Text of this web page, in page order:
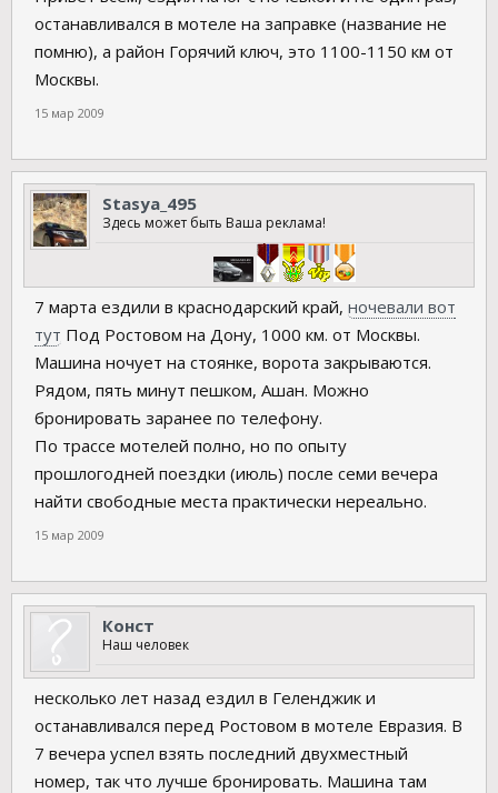
останавливался в мотеле на заправке (название не
помню), а район Горячий ключ, это 1100-1150 км от
Москвы.
15 мар 2009
Stasya_495
Здесь может быть Ваша реклама!
7 марта ездили в краснодарский край, ночевали вот
тут Под Ростовом на Дону, 1000 км. от Москвы.
Машина ночует на стоянке, ворота закрываются.
Рядом, пять минут пешком, Ашан. Можно
бронировать заранее по телефону.
По трассе мотелей полно, но по опыту
прошлогодней поездки (июль) после семи вечера
найти свободные места практически нереально.
15 мар 2009
Конст
Наш человек
несколько лет назад ездил в Геленджик и
останавливался перед Ростовом в мотеле Евразия. В
7 вечера успел взять последний двухместный
номер, так что лучше бронировать. Машина там